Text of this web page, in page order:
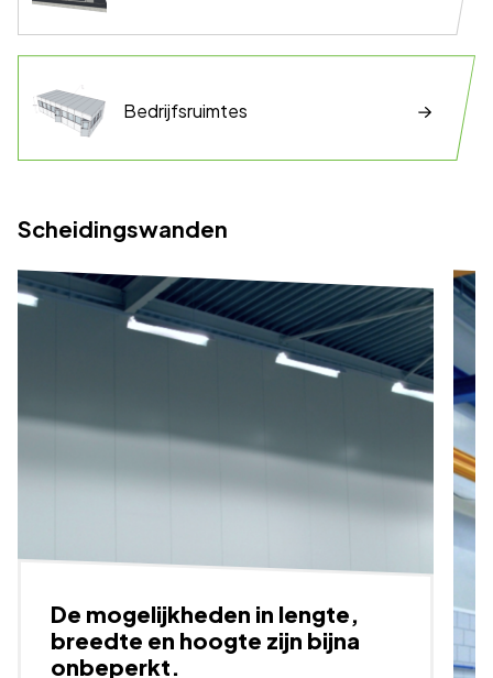
Bedrijfsruimtes
Scheidingswanden
De mogelijkheden in lengte,
breedte en hoogte zijn bijna
onbeperkt.